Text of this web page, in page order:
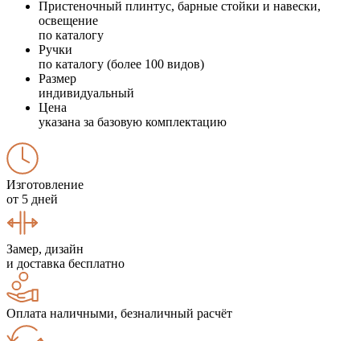
Пристеночный плинтус, барные стойки и навески,
освещение
по каталогу
Ручки
по каталогу (более 100 видов)
Размер
индивидуальный
Цена
указана за базовую комплектацию
Изготовление
от 5 дней
Замер, дизайн
и доставка бесплатно
Оплата наличными, безналичный расчёт